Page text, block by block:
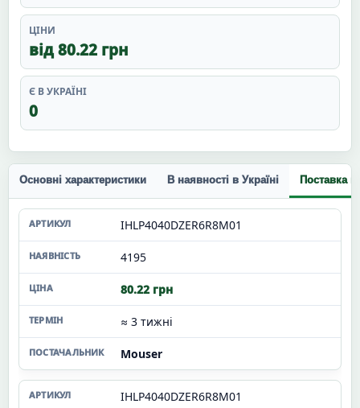
ЦІНИ
від 80.22 грн
Є В УКРАЇНІ
0
Основні характеристики В наявності в Україні Поставка
IHLP4040DZER6R8M01
4195
80.22 грн
≈ 3 тижні
Mouser
IHLP4040DZER6R8M01